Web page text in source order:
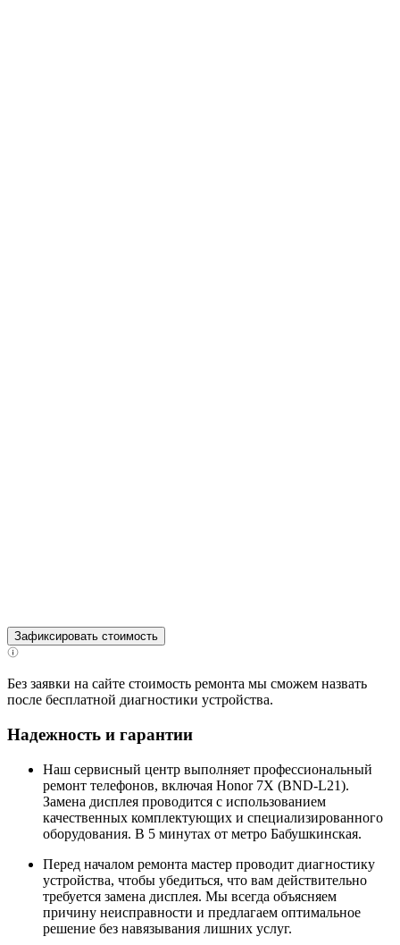
Зафиксировать стоимость
Без заявки на сайте стоимость ремонта мы сможем назвать
после бесплатной диагностики устройства.
Надежность и гарантии
Наш сервисный центр выполняет профессиональный
ремонт телефонов, включая Honor 7X (BND-L21).
Замена дисплея проводится с использованием
качественных комплектующих и специализированного
оборудования. В 5 минутах от метро Бабушкинская.
Перед началом ремонта мастер проводит диагностику
устройства, чтобы убедиться, что вам действительно
требуется замена дисплея. Мы всегда объясняем
причину неисправности и предлагаем оптимальное
решение без навязывания лишних услуг.